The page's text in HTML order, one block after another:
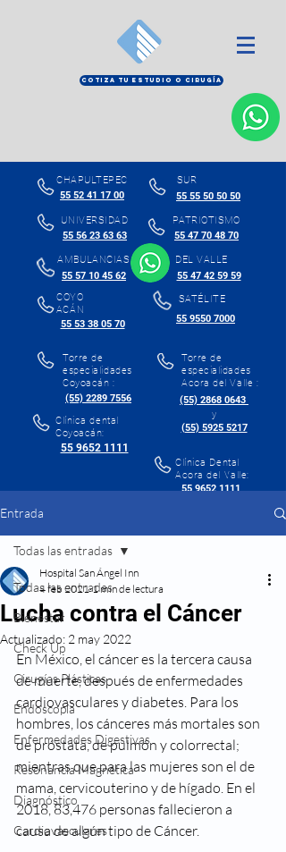
COTIZA TU ESTUDIO O CIRUGÍA
CHAPULTEPEC
55 52 41 17 00
SUR
55 55 50 50 50
UNIVERSIDAD
55 56 23 63 63
55 47 70 48 70
PATRIOTISMO
AMBULANCIAS
55 57 10 45 62
DEL VALLE
55 47 42 59 59
COYO
ACÁN
55 53 38 05 70
SATÉLITE
55 9550 7000
Torre de
especialidades
Coyoacán :
(55) 2289 7556
Clínica dental
Coyoacán:
55 9652 1111
Torre de
especialidades
Acora del Valle :
(55) 2868 0643
y
(55) 5925 5217
Clínica Dental
Acora del Valle:
55 9652 1111
Entrada
Todas las entradas
Bienestar
Check Up
Cirugías Plásticas
Endoscopía
Enfermedades Digestivas
Resonancia Magnética
Diagnóstico
Cardiovasculares
Todas las entradas
Lucha contra el Cáncer
Hospital San Ángel Inn
4 feb 2021 1 min de lectura
Actualizado: 2 may 2022
En México, el cáncer es la tercera causa
de muerte, después de enfermedades
cardiovasculares y diabetes. Para los
hombres, los cánceres más mortales son
de próstata, de pulmón y colorrectal;
mientras que para las mujeres son el de
mama, cervicouterino y de hígado. En el
2018, 83,476 personas fallecieron a
causa de algún tipo de Cáncer.